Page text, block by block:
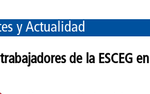
y Actualidad
de la ESCEG